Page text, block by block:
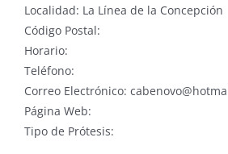
Localidad: La Línea de la Concepción
Código Postal:
Horario:
Teléfono:
Correo Electrónico:
Página Web:
Tipo de Prótesis: